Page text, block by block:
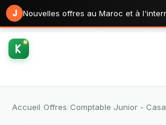
J Nouvelles offres au Maroc et à
Accueil Offres Comptable Junior -